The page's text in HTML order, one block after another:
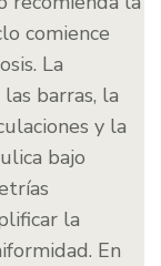
comience
La
barras, la
y la
bajo
la
En